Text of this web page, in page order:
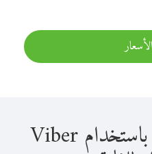
الاتصال على مالي باستخدام Viber